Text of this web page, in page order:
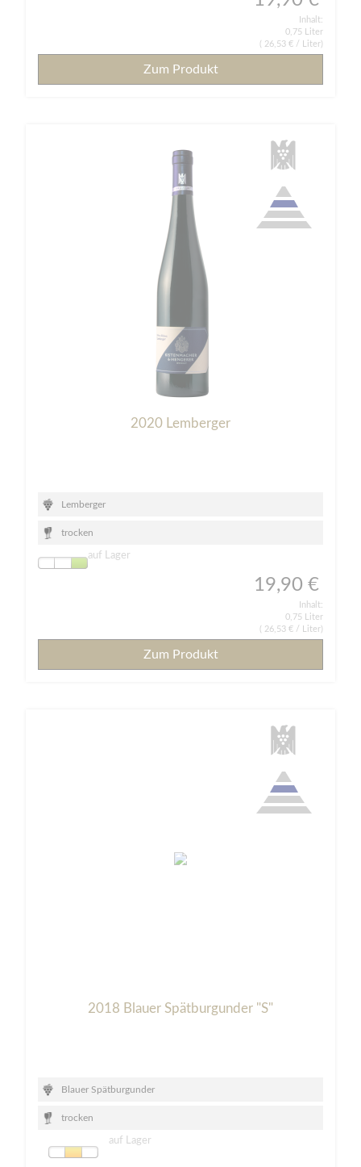
Inhalt:
0,75 Liter
26,53 € / Liter)
Zum Produkt
2020 Lemberger
Lemberger
trocken
auf Lager
19,90 €
Inhalt:
0,75 Liter
26,53 € / Liter)
Zum Produkt
2018 Blauer Spätburgunder "S"
Blauer Spätburgunder
trocken
auf Lager